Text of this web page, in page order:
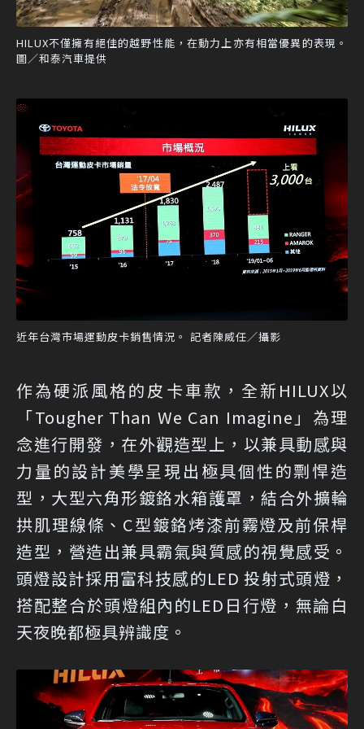
HILUX不僅擁有絕佳的越野性能，在動力上亦有相當優異的表現。
圖／和泰汽車提供
近年台灣市場運動皮卡銷售情況。 記者陳威任／攝影
作為硬派風格的皮卡車款，全新HILUX以
「Tougher Than We Can Imagine」為理
念進行開發，在外觀造型上，以兼具動感與
力量的設計美學呈現出極具個性的剽悍造
型，大型六角形鍍鉻水箱護罩，結合外擴輪
拱肌理線條、C型鍍鉻烤漆前霧燈及前保桿
造型，營造出兼具霸氣與質感的視覺感受。
頭燈設計採用富科技感的LED 投射式頭燈，
搭配整合於頭燈組內的LED日行燈，無論白
天夜晚都極具辨識度。